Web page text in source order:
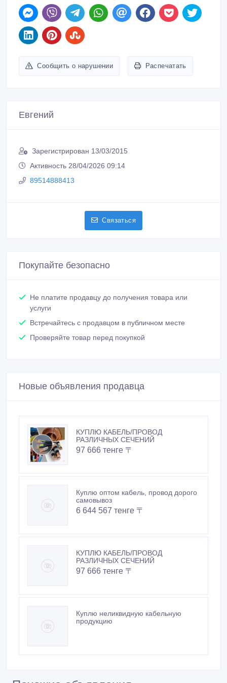
Сообщить о нарушении Распечатать
Евгений
Зарегистрирован 13/03/2015
Активность 28/04/2026 09:14
89514888413
Связаться
Покупайте безопасно
Не платите продавцу до получения товара или
услуги
Встречайтесь с продавцом в публичном месте
Проверяйте товар перед покупкой
Новые объявления продавца
КУПЛЮ КАБЕЛЬ/ПРОВОД
РАЗЛИЧНЫХ СЕЧЕНИЙ
97 666 тенге 〒
Куплю оптом кабель, провод дорого
самовывоз
6 644 567 тенге 〒
КУПЛЮ КАБЕЛЬ/ПРОВОД
РАЗЛИЧНЫХ СЕЧЕНИЙ
97 666 тенге 〒
Куплю неликвидную кабельную
продукцию